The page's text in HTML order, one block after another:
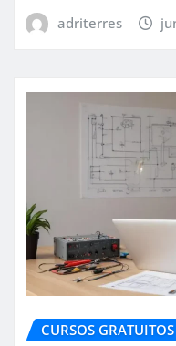
adriterres
CURSOS GRATUITOS